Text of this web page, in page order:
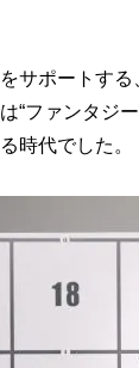
サポートす
“ファンタジ
時代でした。